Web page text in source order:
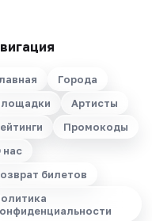
Города
Артисты
Промокоды
нас
билетов